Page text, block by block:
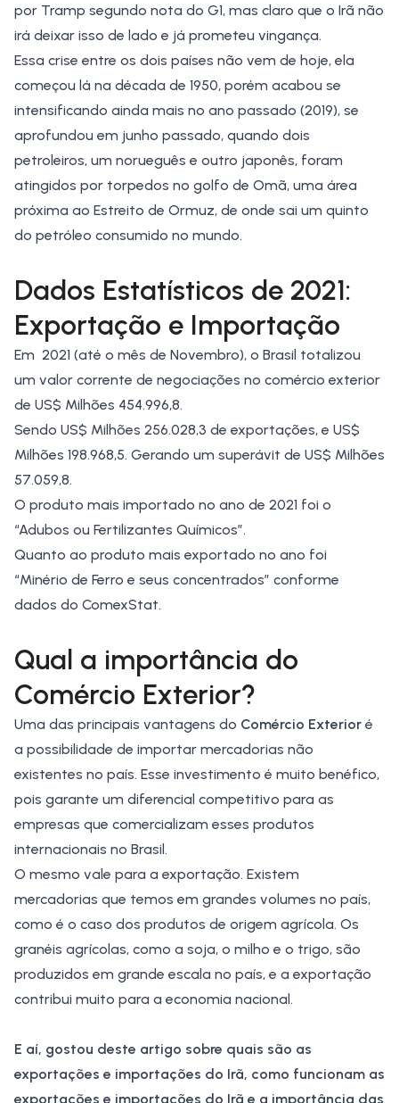
por Tramp segundo nota do G1, mas claro que o Irã não
irá deixar isso de lado e já prometeu vingança.
Essa crise entre os dois países não vem de hoje, ela
começou lá na década de 1950, porém acabou se
intensificando ainda mais no ano passado (2019), se
aprofundou em junho passado, quando dois
petroleiros, um norueguês e outro japonês, foram
atingidos por torpedos no golfo de Omã, uma área
próxima ao Estreito de Ormuz, de onde sai um quinto
do petróleo consumido no mundo.
Dados Estatísticos de 2021:
Exportação e Importação
Em 2021 (até o mês de Novembro), o Brasil totalizou
um valor corrente de negociações no comércio exterior
de US$ Milhões 454.996,8.
Sendo US$ Milhões 256.028,3 de exportações, e US$
Milhões 198.968,5. Gerando um superávit de US$ Milhões
57.059,8.
O produto mais importado no ano de 2021 foi o
“Adubos ou Fertilizantes Químicos”.
Quanto ao produto mais exportado no ano foi
“Minério de Ferro e seus concentrados” conforme
dados do ComexStat.
Qual a importância do
Comércio Exterior?
Uma das principais vantagens do Comércio Exterior é
a possibilidade de importar mercadorias não
existentes no país. Esse investimento é muito benéfico,
pois garante um diferencial competitivo para as
empresas que comercializam esses produtos
internacionais no Brasil.
O mesmo vale para a exportação. Existem
mercadorias que temos em grandes volumes no país,
como é o caso dos produtos de origem agrícola. Os
granéis agrícolas, como a soja, o milho e o trigo, são
produzidos em grande escala no país, e a exportação
contribui muito para a economia nacional.
E aí, gostou deste artigo sobre quais são as
exportações e importações do Irã, como funcionam as
exportações e importações do Irã e a importância das